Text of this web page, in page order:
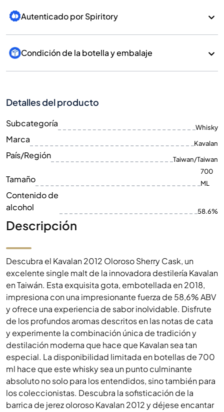
Autenticado por Spiritory
Condición de la botella y embalaje
Detalles del producto
Subcategoría Whisky
Marca Kavalan
País/Región Taiwan/Taiwan
Tamaño
700
ML
Contenido de
alcohol
58.6%
Descripción
Descubra el Kavalan 2012 Oloroso Sherry Cask, un
excelente single malt de la innovadora destilería Kavalan
en Taiwán. Esta exquisita gota, embotellada en 2018,
impresiona con una impresionante fuerza de 58,6% ABV
y ofrece una experiencia de sabor inolvidable. Disfrute
de los profundos aromas descritos en las notas de cata
y experimente la combinación única de tradición y
destilación moderna que hace que Kavalan sea tan
especial. La disponibilidad limitada en botellas de 700
ml hace que este whisky sea un punto culminante
absoluto no solo para los entendidos, sino también para
los coleccionistas. Descubra la sofisticación de la
barrica de jerez oloroso Kavalan 2012 y déjese encantar